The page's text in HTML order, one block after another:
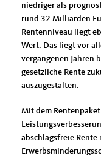
niedriger als
rund 32 Milliarden
Rentenniveau liegt
Wert. Das liegt vor
vergangenen Jahren
gesetzliche Rente
auszugestalten.
Mit dem
abschlagsfreie